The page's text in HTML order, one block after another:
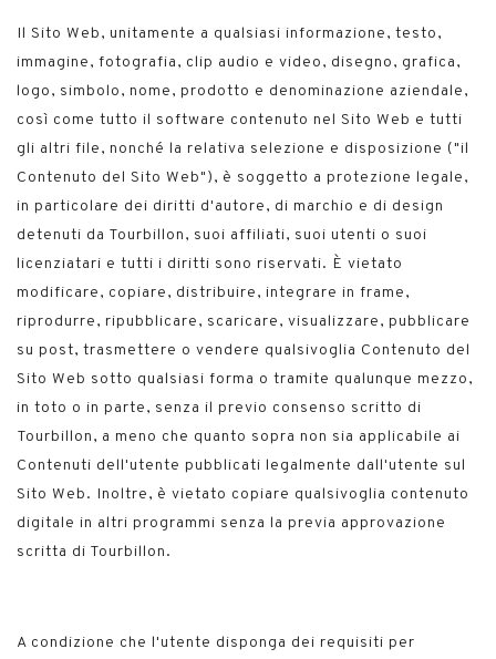
Il Sito Web, unitamente a qualsiasi informazione, testo,
immagine, fotografia, clip audio e video, disegno, grafica,
logo, simbolo, nome, prodotto e denominazione aziendale,
così come tutto il software contenuto nel Sito Web e tutti
gli altri file, nonché la relativa selezione e disposizione ("il
Contenuto del Sito Web"), è soggetto a protezione legale,
in particolare dei diritti d'autore, di marchio e di design
detenuti da Tourbillon, suoi affiliati, suoi utenti o suoi
licenziatari e tutti i diritti sono riservati. È vietato
modificare, copiare, distribuire, integrare in frame,
riprodurre, ripubblicare, scaricare, visualizzare, pubblicare
su post, trasmettere o vendere qualsivoglia Contenuto del
Sito Web sotto qualsiasi forma o tramite qualunque mezzo,
in toto o in parte, senza il previo consenso scritto di
Tourbillon, a meno che quanto sopra non sia applicabile ai
Contenuti dell'utente pubblicati legalmente dall'utente sul
Sito Web. Inoltre, è vietato copiare qualsivoglia contenuto
digitale in altri programmi senza la previa approvazione
scritta di Tourbillon.
A condizione che l'utente disponga dei requisiti per